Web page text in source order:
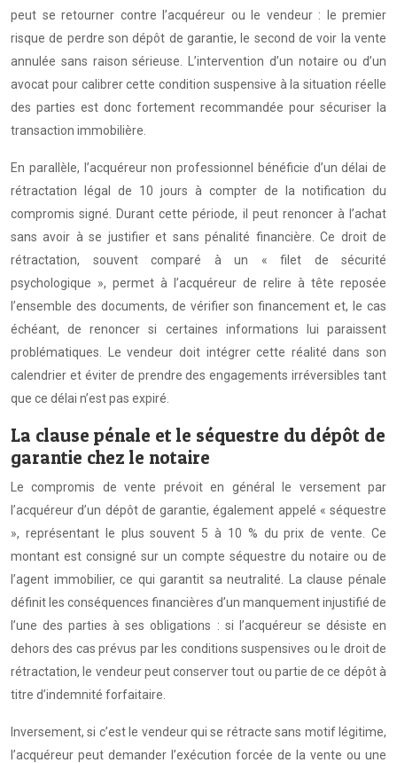
peut se retourner contre l’acquéreur ou le vendeur : le premier
risque de perdre son dépôt de garantie, le second de voir la vente
annulée sans raison sérieuse. L’intervention d’un notaire ou d’un
avocat pour calibrer cette condition suspensive à la situation réelle
des parties est donc fortement recommandée pour sécuriser la
transaction immobilière.
En parallèle, l’acquéreur non professionnel bénéficie d’un délai de
rétractation légal de 10 jours à compter de la notification du
compromis signé. Durant cette période, il peut renoncer à l’achat
sans avoir à se justifier et sans pénalité financière. Ce droit de
rétractation, souvent comparé à un « filet de sécurité
psychologique », permet à l’acquéreur de relire à tête reposée
l’ensemble des documents, de vérifier son financement et, le cas
échéant, de renoncer si certaines informations lui paraissent
problématiques. Le vendeur doit intégrer cette réalité dans son
calendrier et éviter de prendre des engagements irréversibles tant
que ce délai n’est pas expiré.
La clause pénale et le séquestre du dépôt de
garantie chez le notaire
Le compromis de vente prévoit en général le versement par
l’acquéreur d’un dépôt de garantie, également appelé « séquestre
», représentant le plus souvent 5 à 10 % du prix de vente. Ce
montant est consigné sur un compte séquestre du notaire ou de
l’agent immobilier, ce qui garantit sa neutralité. La clause pénale
définit les conséquences financières d’un manquement injustifié de
l’une des parties à ses obligations : si l’acquéreur se désiste en
dehors des cas prévus par les conditions suspensives ou le droit de
rétractation, le vendeur peut conserver tout ou partie de ce dépôt à
titre d’indemnité forfaitaire.
Inversement, si c’est le vendeur qui se rétracte sans motif légitime,
l’acquéreur peut demander l’exécution forcée de la vente ou une